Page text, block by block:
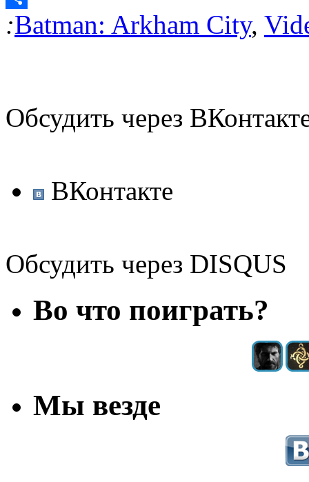
Отправить
:Batman: Arkham City,
Обсудить через
ВКонтакте
Обсудить через DISQUS
Во что поиграть?
Мы везде